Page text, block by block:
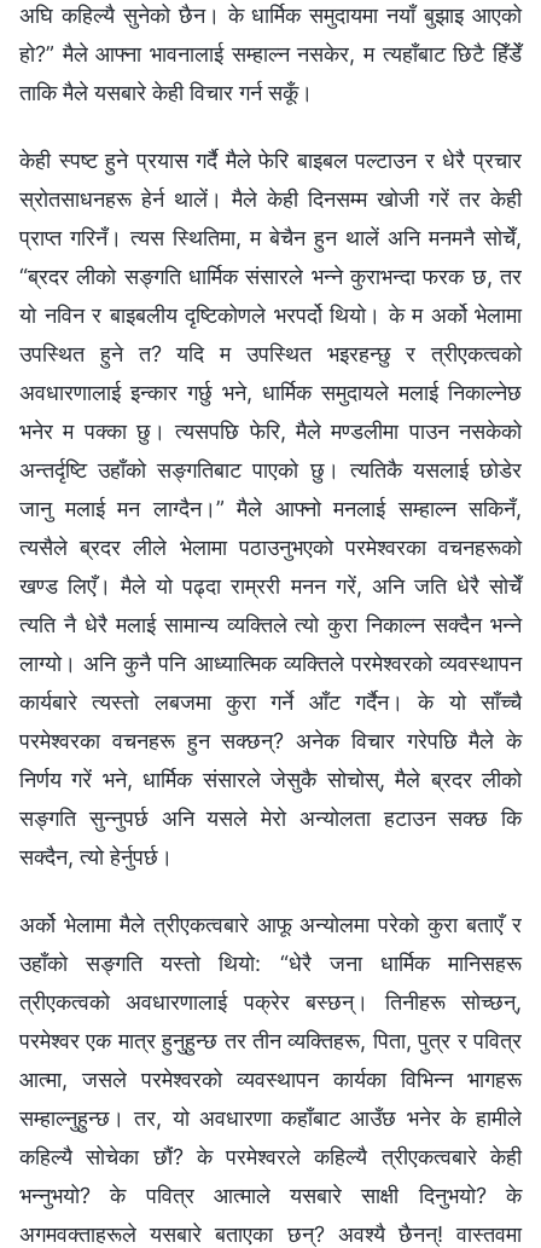
अघि कहिल्यै सुनेको छैन। के धार्मिक समुदायमा नयाँ बुझाइ आएको
हो?” मैले आफ्ना भावनालाई सम्हाल्न नसकेर, म त्यहाँबाट छिटै हिँडेँ
ताकि मैले यसबारे केही विचार गर्न सकूँ।
केही स्पष्ट हुने प्रयास गर्दै मैले फेरि बाइबल पल्टाउन र धेरै प्रचार
स्रोतसाधनहरू हेर्न थालें। मैले केही दिनसम्म खोजी गरें तर केही
प्राप्त गरिनँ। त्यस स्थितिमा, म बेचैन हुन थालें अनि मनमनै सोचेँ,
“ब्रदर लीको सङ्गति धार्मिक संसारले भन्ने कुराभन्दा फरक छ, तर
यो नविन र बाइबलीय दृष्टिकोणले भरपर्दो थियो। के म अर्को भेलामा
उपस्थित हुने त? यदि म उपस्थित भइरहन्छु र त्रीएकत्वको
अवधारणालाई इन्कार गर्छु भने, धार्मिक समुदायले मलाई निकाल्नेछ
भनेर म पक्का छु। त्यसपछि फेरि, मैले मण्डलीमा पाउन नसकेको
अन्तर्दृष्टि उहाँको सङ्गतिबाट पाएको छु। त्यतिकै यसलाई छोडेर
जानु मलाई मन लाग्दैन।” मैले आफ्नो मनलाई सम्हाल्न सकिनँ,
त्यसैले ब्रदर लीले भेलामा पठाउनुभएको परमेश्‍वरका वचनहरूको
खण्ड लिएँ। मैले यो पढ्दा राम्ररी मनन गरें, अनि जति धेरै सोचेँ
त्यति नै धेरै मलाई सामान्य व्यक्तिले त्यो कुरा निकाल्‍न सक्दैन भन्ने
लाग्यो। अनि कुनै पनि आध्यात्मिक व्यक्तिले परमेश्‍वरको व्यवस्थापन
कार्यबारे त्यस्तो लबजमा कुरा गर्ने आँट गर्दैन। के यो साँच्चै
परमेश्‍वरका वचनहरू हुन सक्छन्? अनेक विचार गरेपछि मैले के
निर्णय गरें भने, धार्मिक संसारले जेसुकै सोचोस्, मैले ब्रदर लीको
सङ्गति सुन्नुपर्छ अनि यसले मेरो अन्योलता हटाउन सक्छ कि
सक्दैन, त्यो हेर्नुपर्छ।
अर्को भेलामा मैले त्रीएकत्वबारे आफू अन्योलमा परेको कुरा बताएँ र
उहाँको सङ्गति यस्तो थियो: “धेरै जना धार्मिक मानिसहरू
त्रीएकत्वको अवधारणालाई पक्रेर बस्छन्। तिनीहरू सोच्छन्,
परमेश्‍वर एक मात्र हुनुहुन्छ तर तीन व्यक्तिहरू, पिता, पुत्र र पवित्र
आत्मा, जसले परमेश्‍वरको व्यवस्थापन कार्यका विभिन्न भागहरू
सम्हाल्नुहुन्छ। तर, यो अवधारणा कहाँबाट आउँछ भनेर के हामीले
कहिल्यै सोचेका छौं? के परमेश्‍वरले कहिल्यै त्रीएकत्वबारे केही
भन्नुभयो? के पवित्र आत्माले यसबारे साक्षी दिनुभयो? के
अगमवक्ताहरूले यसबारे बताएका छन्? अवश्यै छैनन्! वास्तवमा